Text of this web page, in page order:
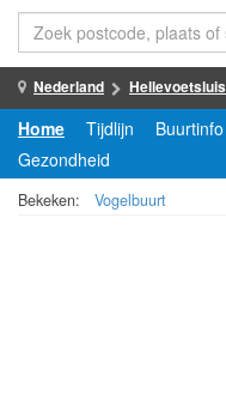
Nederland Hellevoetsluis
Home Tijdlijn Buurtinfo
Gezondheid
Bekeken: Vogelbuurt